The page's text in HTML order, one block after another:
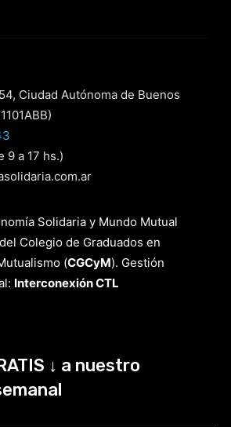
Ciudad Autónoma de Buenos
9 a 17 hs.)
Solidaria y Mundo Mutual
Colegio de Graduados en
(CGCyM). Gestión
Interconexión CTL
↓ a nuestro